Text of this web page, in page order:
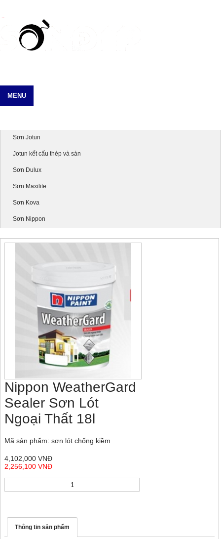
MENU
Sơn Jotun
Jotun kết cấu thép và sàn
Sơn Dulux
Sơn Maxilite
Sơn Kova
Sơn Nippon
Nippon WeatherGard
Sealer Sơn Lót
Ngoại Thất 18l
Mã sản phẩm: sơn lót chống kiềm
4,102,000 VNĐ
2,256,100 VNĐ
Thông tin sản phẩm